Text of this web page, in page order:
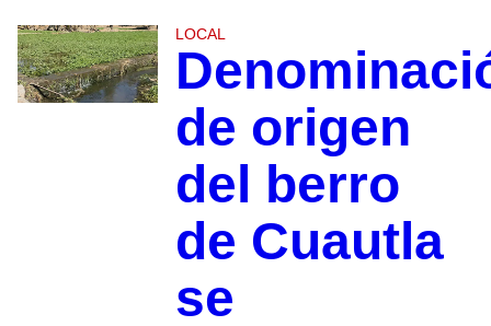
LOCAL
de origen
del berro
de Cuautla
se